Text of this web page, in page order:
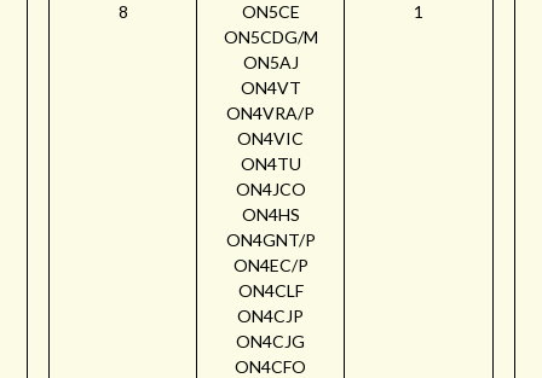
8
ON5CE
ON5CDG/M
ON5AJ
ON4VT
ON4VRA/P
ON4VIC
ON4TU
ON4JCO
ON4HS
ON4GNT/P
ON4EC/P
ON4CLF
ON4CJP
ON4CJG
ON4CFO
1